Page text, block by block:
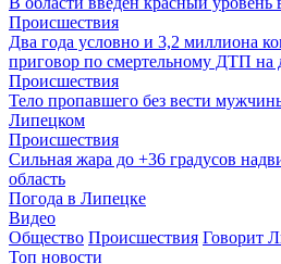
Происшествия
Два года условно и 3,2 миллиона
приговор по смертельному ДТП на
Происшествия
Тело пропавшего без вести
Липецком
Происшествия
Сильная жара до +36 градусов
область
Погода в Липецке
Видео
Общество Происшествия Говорит
Топ новости